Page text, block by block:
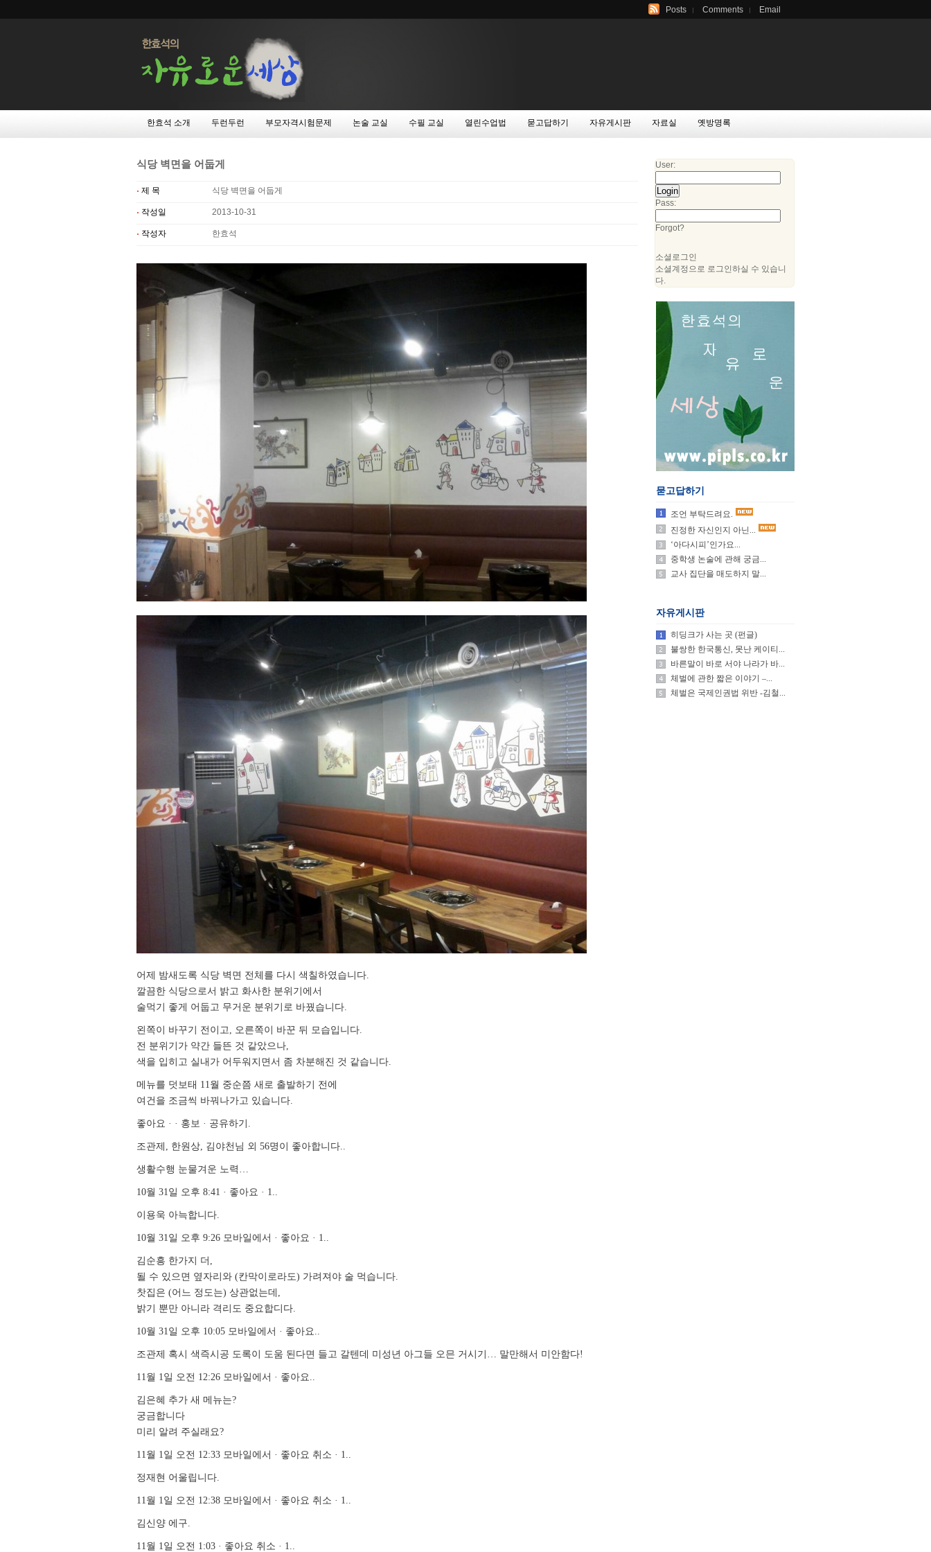
Posts Comments Email
한효석 소개 두런두런 부모자격시험문제 논술 교실 수필 교실 열린수업법 묻고답하기 자유게시판 자료실 옛방명록
식당 벽면을 어둡게
제 목 식당 벽면을 어둡게
작성일 2013-10-31
작성자 한효석
어제 밤새도록 식당 벽면 전체를 다시 색칠하였습니다.
깔끔한 식당으로서 밝고 화사한 분위기에서
술먹기 좋게 어둡고 무거운 분위기로 바꿨습니다.
왼쪽이 바꾸기 전이고, 오른쪽이 바꾼 뒤 모습입니다.
전 분위기가 약간 들뜬 것 같았으나,
색을 입히고 실내가 어두워지면서 좀 차분해진 것 같습니다.
메뉴를 덧보태 11월 중순쯤 새로 출발하기 전에
여건을 조금씩 바꿔나가고 있습니다.
좋아요 · · 홍보 · 공유하기.
조관제, 한원상, 김야천님 외 56명이 좋아합니다..
생활수행 눈물겨운 노력…
10월 31일 오후 8:41 · 좋아요 · 1..
이용욱 아늑합니다.
10월 31일 오후 9:26 모바일에서 · 좋아요 · 1..
김순흥 한가지 더,
될 수 있으면 옆자리와 (칸막이로라도) 가려져야 술 먹습니다.
찻집은 (어느 정도는) 상관없는데,
밝기 뿐만 아니라 격리도 중요합디다.
10월 31일 오후 10:05 모바일에서 · 좋아요..
조관제 혹시 색즉시공 도록이 도움 된다면 들고 갈텐데 미성년 아그들 오믄 거시기… 말만해서 미안함다!
11월 1일 오전 12:26 모바일에서 · 좋아요..
김은혜 추가 새 메뉴는?
궁금합니다
미리 알려 주실래요?
11월 1일 오전 12:33 모바일에서 · 좋아요 취소 · 1..
정재현 어울립니다.
11월 1일 오전 12:38 모바일에서 · 좋아요 취소 · 1..
김신양 에구.
11월 1일 오전 1:03 · 좋아요 취소 · 1..
User:
Pass:
Forgot?
소셜로그인
소셜계정으로 로그인하실 수 있습니
다.
묻고답하기
조언 부탁드려요.
진정한 자신인지 아닌...
‘아다시피’인가요...
중학생 논술에 관해 궁금...
교사 집단을 매도하지 말...
자유게시판
히딩크가 사는 곳 (펀글)
불쌍한 한국통신, 못난 케이티...
바른말이 바로 서야 나라가 바...
체벌에 관한 짧은 이야기 –...
체벌은 국제인권법 위반 -김철...